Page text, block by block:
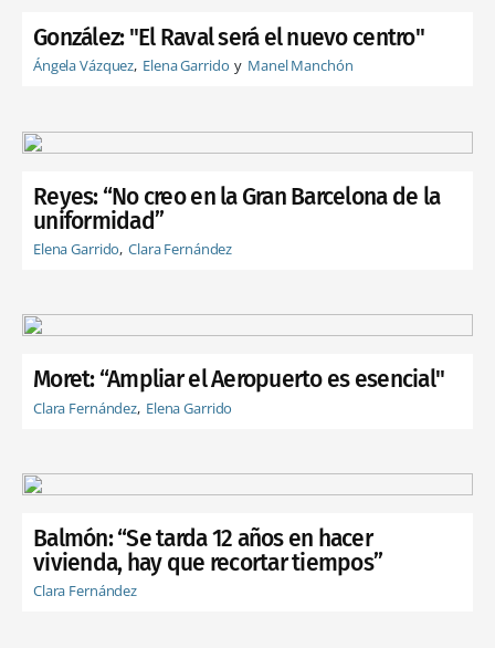
González: "El Raval será el nuevo centro"
Ángela Vázquez Elena Garrido Manel Manchón
Reyes: “No creo en la Gran Barcelona de la
uniformidad”
Elena Garrido Clara Fernández
Moret: “Ampliar el Aeropuerto es esencial"
Clara Fernández Elena Garrido
Balmón: “Se tarda 12 años en hacer
vivienda, hay que recortar tiempos”
Clara Fernández